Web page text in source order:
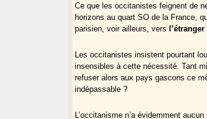
Ce que les occitanistes feignent de
horizons au quart SO de la France,
parisien, voir ailleurs, vers
Les occitanistes insistent pourtant
insensibles à cette nécessité. Tant
refuser alors aux pays gascons ce
indépassable ?
L’occitanisme n’a évidemment